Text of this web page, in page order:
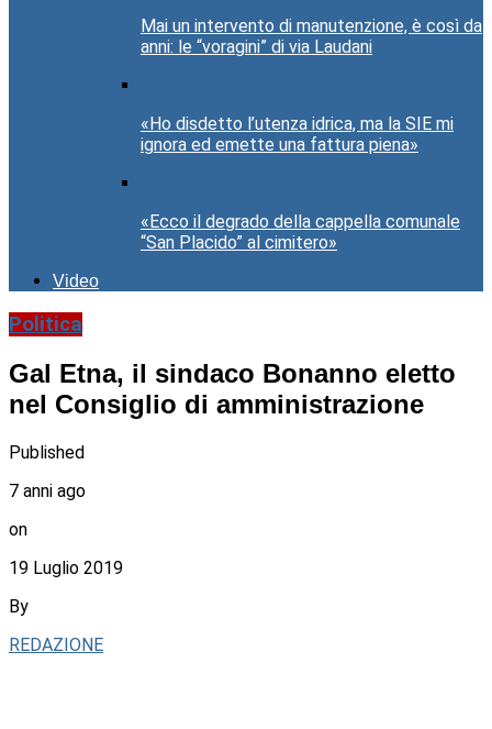
Mai un intervento di manutenzione, è così da
anni: le “voragini” di via Laudani
«Ho disdetto l’utenza idrica, ma la SIE mi
ignora ed emette una fattura piena»
«Ecco il degrado della cappella comunale
“San Placido” al cimitero»
Video
Politica
Gal Etna, il sindaco Bonanno eletto
nel Consiglio di amministrazione
Published
7 anni ago
on
19 Luglio 2019
By
REDAZIONE